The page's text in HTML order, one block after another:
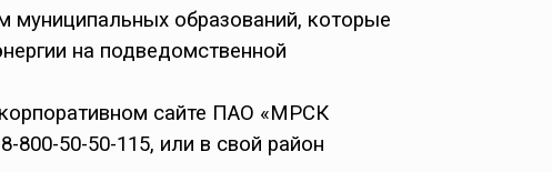
муниципальных образований, которые
на подведомственной
корпоративном сайте ПАО «МРСК
800-50-50-115, или в свой район